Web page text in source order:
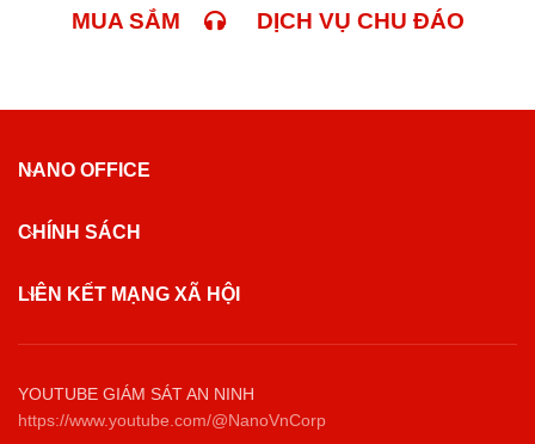
MUA SẮM
DỊCH VỤ CHU ĐÁO
NANO OFFICE
CHÍNH SÁCH
LIÊN KẾT MẠNG XÃ HỘI
YOUTUBE GIÁM SÁT AN NINH
https://www.youtube.com/@NanoVnCorp